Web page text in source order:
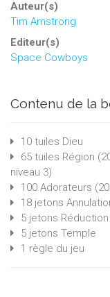
Auteur(s)
Tim Amstrong
Editeur(s)
Space Cowboys
Contenu de la
10 tuiles Dieu
65 tuiles Région
niveau 3)
100 Adorateurs
18 jetons
5 jetons
5 jetons Temple
1 règle du jeu